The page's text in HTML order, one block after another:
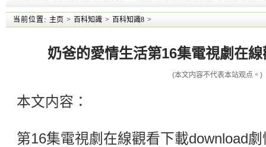
当前位置: 主页 > 百科知識 > 百科知識8 >
奶爸的愛情生活第16集電視劇在
(本文内容不代表本站观点。)
本文内容：
第16集電視劇在線觀看下載download